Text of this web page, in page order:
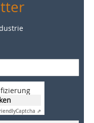
Captcha ⇗